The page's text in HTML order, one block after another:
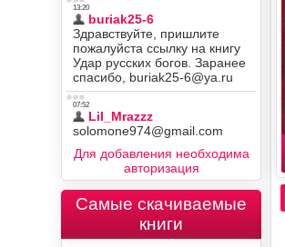
Для добавления необходима
авторизация
Самые скачиваемые
книги